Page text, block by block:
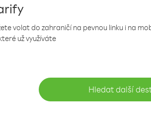
volat do zahraničí na pevnou linku i na
už využíváte
Hledat další